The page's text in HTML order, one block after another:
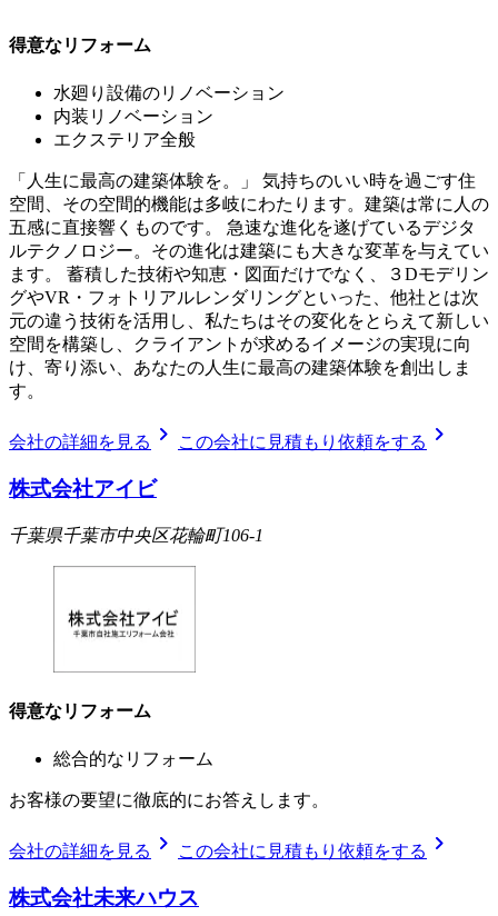
得意なリフォーム
水廻り設備のリノベーション
内装リノベーション
エクステリア全般
「人生に最高の建築体験を。」 気持ちのいい時を過ごす住
空間、その空間的機能は多岐にわたります。建築は常に人の
五感に直接響くものです。 急速な進化を遂げているデジタ
ルテクノロジー。その進化は建築にも大きな変革を与えてい
ます。 蓄積した技術や知恵・図面だけでなく、３Dモデリン
グやVR・フォトリアルレンダリングといった、他社とは次
元の違う技術を活用し、私たちはその変化をとらえて新しい
空間を構築し、クライアントが求めるイメージの実現に向
け、寄り添い、あなたの人生に最高の建築体験を創出しま
す。
会社の詳細を見る chevron_right この会社に見積もり依頼をする chevron_right
株式会社アイビ
千葉県千葉市中央区花輪町106-1
得意なリフォーム
総合的なリフォーム
お客様の要望に徹底的にお答えします。
会社の詳細を見る chevron_right この会社に見積もり依頼をする chevron_right
株式会社未来ハウス